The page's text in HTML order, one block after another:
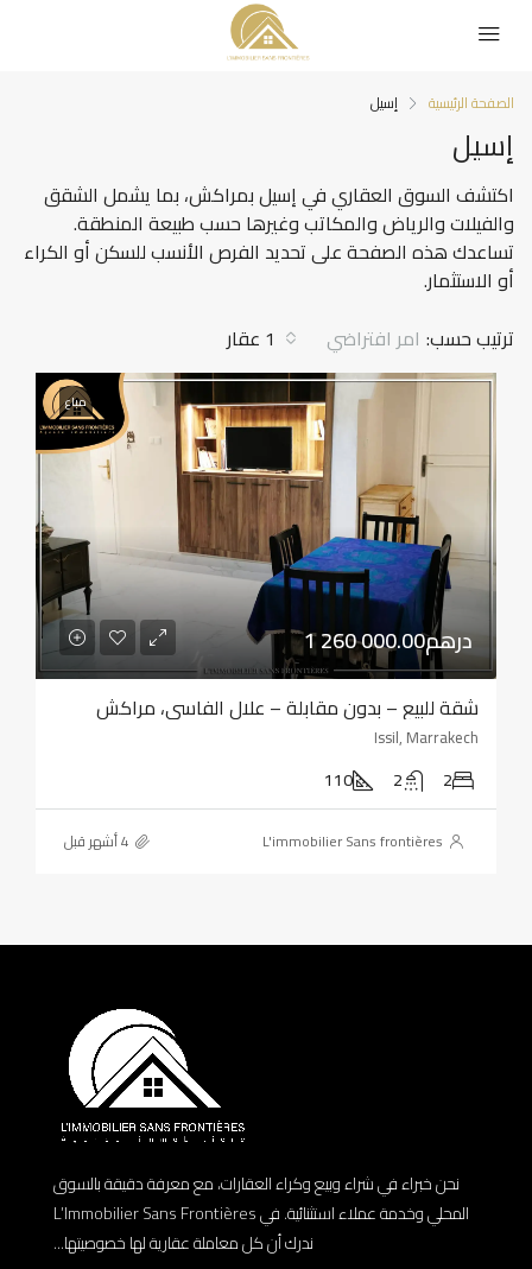
الصفحة الرئيسية إسيل
إسيل
اكتشف السوق العقاري في إسيل بمراكش، بما يشمل الشقق
والفيلات والرياض والمكاتب وغيرها حسب طبيعة المنطقة.
تساعدك هذه الصفحة على تحديد الفرص الأنسب للسكن أو الكراء
أو الاستثمار.
1 عقار
ترتيب حسب: امر افتراضي
مباع
1 260 000.00درهم
شقة للبيع – بدون مقابلة – علال الفاسي، مراكش
Issil, Marrakech
2
2
110
L'immobilier Sans frontières
نحن خبراء في شراء وبيع وكراء العقارات، مع معرفة دقيقة بالسوق
المحلي وخدمة عملاء استثنائية. في L’Immobilier Sans Frontières
ندرك أن كل معاملة عقارية لها خصوصيتها...